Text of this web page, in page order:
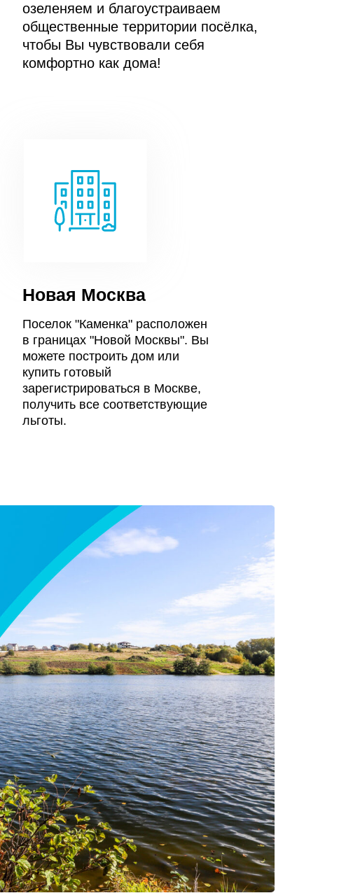
озеленяем и благоустраиваем
общественные территории посёлка,
чтобы Вы чувствовали себя
комфортно как дома!
Новая Москва
Поселок "Каменка" расположен
в границах "Новой Москвы". Вы
можете построить дом или
купить готовый
зарегистрироваться в Москве,
получить все соответствующие
льготы.